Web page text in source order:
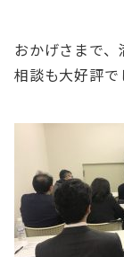
おかげさまで
相談も大好評で